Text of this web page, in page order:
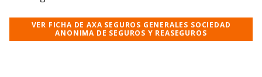
VER FICHA DE AXA SEGUROS GENERALES SOCIEDAD
ANONIMA DE SEGUROS Y REASEGUROS